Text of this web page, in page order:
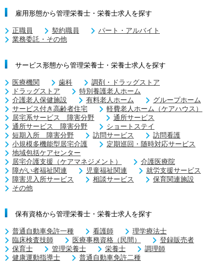
雇用形態から管理栄養士・栄養士求人を探す
正職員 契約職員
パート・アルバイト
業務委託・その他
サービス形態から管理栄養士・栄養士求人を探す
医療機関 歯科
調剤・ドラッグストア
ドラッグストア
特別養護老人ホーム
介護老人保健施設
有料老人ホーム
グループホーム
サービス付き高齢者住宅
軽費老人ホーム（ケアハウス）
居宅系サービス 障害分野
通所サービス
通所サービス 障害分野
ショートステイ
短期入所 障害分野
訪問サービス
訪問看護
小規模多機能型居宅介護
定期巡回・随時対応サービス
地域包括ケアセンター
居宅介護支援（ケアマネジメント）
介護医療院
障がい者福祉関連
児童福祉関連
就労支援サービス
障害児入所サービス
相談サービス
保育関連施設
その他
保有資格から管理栄養士・栄養士求人を探す
普通自動車免許一種 看護師
理学療法士
臨床検査技師
医療事務資格（民間）
登録販売者
保育士
管理栄養士 栄養士
調理師
健康運動指導士
普通自動車免許二種